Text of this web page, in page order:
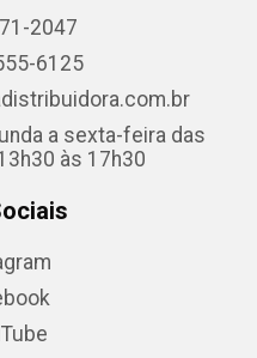
2047
6125
a sexta-feira das
às 17h30